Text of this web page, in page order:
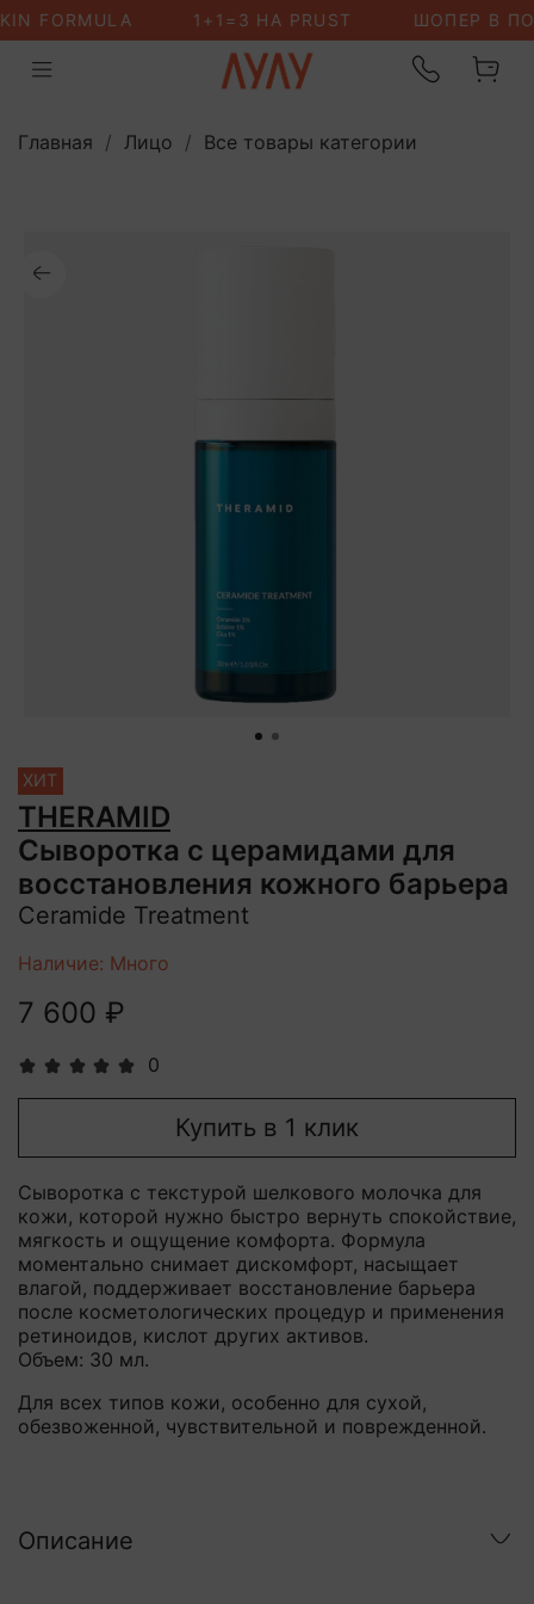
Главная Лицо Все товары категории
ХИТ
0
THERAMID
Сыворотка с церамидами для
восстановления кожного барьера
Ceramide Treatment
Наличие: Много
7 600 ₽
Купить в 1 клик
Сыворотка с текстурой шелкового молочка для
кожи, которой нужно быстро вернуть спокойствие,
мягкость и ощущение комфорта. Формула
моментально снимает дискомфорт, насыщает
влагой, поддерживает восстановление барьера
после косметологических процедур и применения
ретиноидов, кислот других активов.
Объем: 30 мл.
Для всех типов кожи, особенно для сухой,
обезвоженной, чувствительной и поврежденной.
Описание